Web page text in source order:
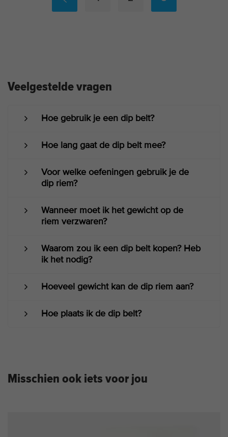
Veelgestelde vragen
Hoe gebruik je een dip belt?
Hoe lang gaat de dip belt mee?
Voor welke oefeningen gebruik je de
dip riem?
Wanneer moet ik het gewicht op de
riem verzwaren?
Waarom zou ik een dip belt kopen? Heb
ik het nodig?
Hoeveel gewicht kan de dip riem aan?
Hoe plaats ik de dip belt?
Misschien ook iets voor jou